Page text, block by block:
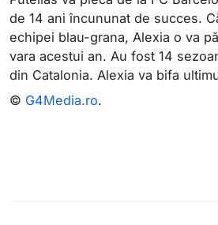
de 14 ani încununat de succes.
echipei blau-grana, Alexia o va
vara acestui an. Au fost 14
din Catalonia. Alexia va bifa
© G4Media.ro.